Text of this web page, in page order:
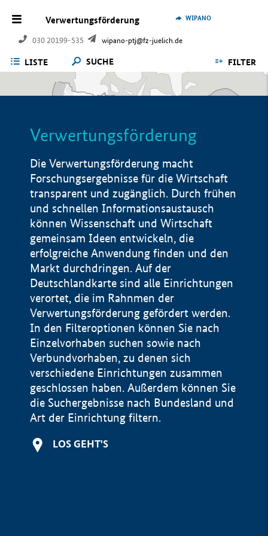
Verwertungsförderung
030 20199-535 wipano-ptj@fz-juelich.de
WIPANO
LISTE SUCHE FILTER
Verwertungsförderung
Die Verwertungsförderung macht
Forschungsergebnisse für die Wirtschaft
transparent und zugänglich. Durch frühen
und schnellen Informationsaustausch
können Wissenschaft und Wirtschaft
gemeinsam Ideen entwickeln, die
erfolgreiche Anwendung finden und den
Markt durchdringen. Auf der
Deutschlandkarte sind alle Einrichtungen
verortet, die im Rahnmen der
Verwertungsförderung gefördert werden.
In den Filteroptionen können Sie nach
Einzelvorhaben suchen sowie nach
Verbundvorhaben, zu denen sich
verschiedene Einrichtungen zusammen
geschlossen haben. Außerdem können Sie
die Suchergebnisse nach Bundesland und
Art der Einrichtung filtern.
LOS GEHT'S